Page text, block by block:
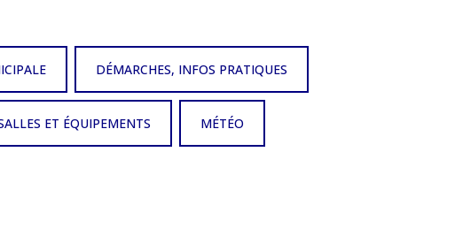
DÉMARCHES, INFOS PRATIQUES
ET ÉQUIPEMENTS MÉTÉO